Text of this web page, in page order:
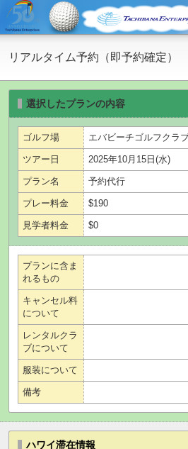
リアルタイム予約（即予約確定）
選択したプランの内容
ゴルフ場 エバビーチゴルフクラ
ツアー日 2025年10月15日(水)
プラン名 予約代行
プレー料金 $190
見学者料金 $0
プランに含ま
れるもの
キャンセル料
について
レンタルクラ
ブについて
服装について
備考
ハワイ滞在情報